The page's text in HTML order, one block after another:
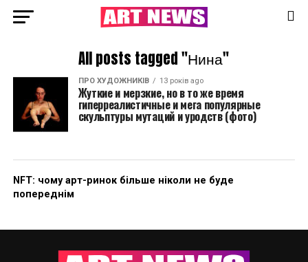
All posts tagged "Нина"
ПРО ХУДОЖНИКІВ 13 років ago
Жуткие и мерзкие, но в то же время
гиперреалистичные и мега популярные
скульптуры мутаций и уродств (фото)
NFT: чому арт-ринок більше ніколи не буде
попереднім